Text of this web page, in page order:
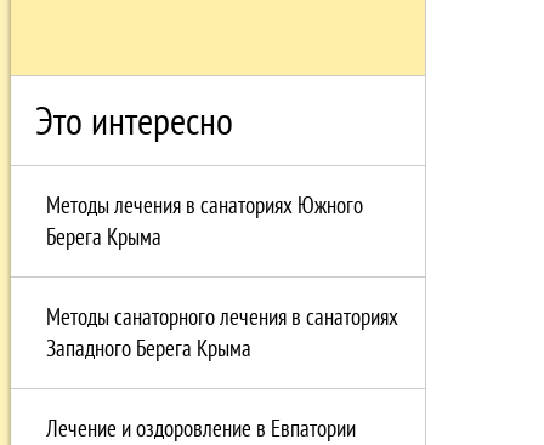
Это интересно
Методы лечения в санаториях Южного
Берега Крыма
Методы санаторного лечения в санаториях
Западного Берега Крыма
Лечение и оздоровление в Евпатории